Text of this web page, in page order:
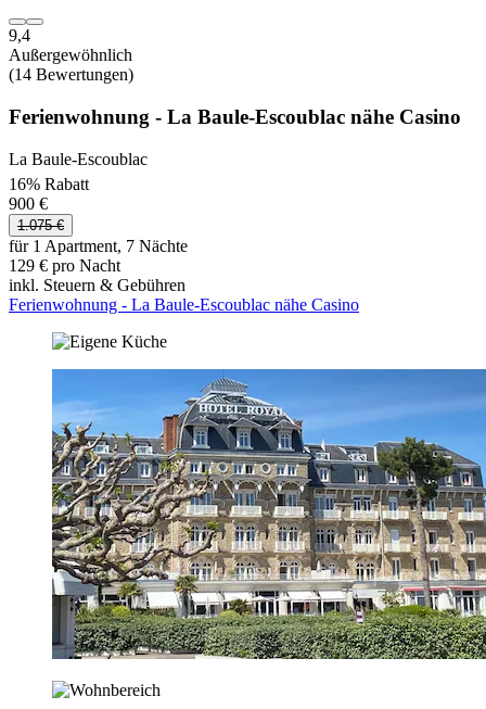
9,4
Außergewöhnlich
(14 Bewertungen)
Ferienwohnung - La Baule-Escoublac nähe Casino
La Baule-Escoublac
16% Rabatt
900 €
1.075 €
für 1 Apartment, 7 Nächte
129 € pro Nacht
inkl. Steuern & Gebühren
Ferienwohnung - La Baule-Escoublac nähe Casino